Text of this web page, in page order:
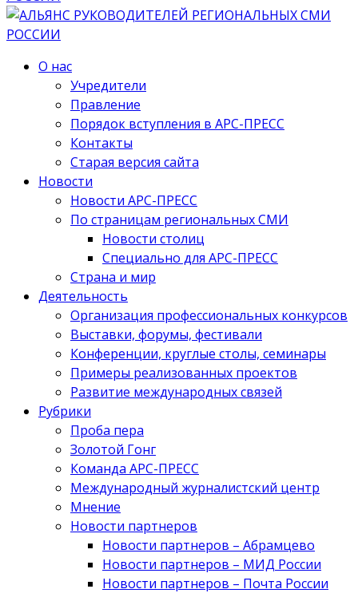
О нас
Учредители
Правление
Порядок вступления в АРС-ПРЕСС
Контакты
Старая версия сайта
Новости
Новости АРС-ПРЕСС
По страницам региональных СМИ
Новости столиц
Специально для АРС-ПРЕСС
Страна и мир
Деятельность
Организация профессиональных конкурсов
Выставки, форумы, фестивали
Конференции, круглые столы, семинары
Примеры реализованных проектов
Развитие международных связей
Рубрики
Проба пера
Золотой Гонг
Команда АРС-ПРЕСС
Международный журналистский центр
Мнение
Новости партнеров
Новости партнеров – Абрамцево
Новости партнеров – МИД России
Новости партнеров – Почта России